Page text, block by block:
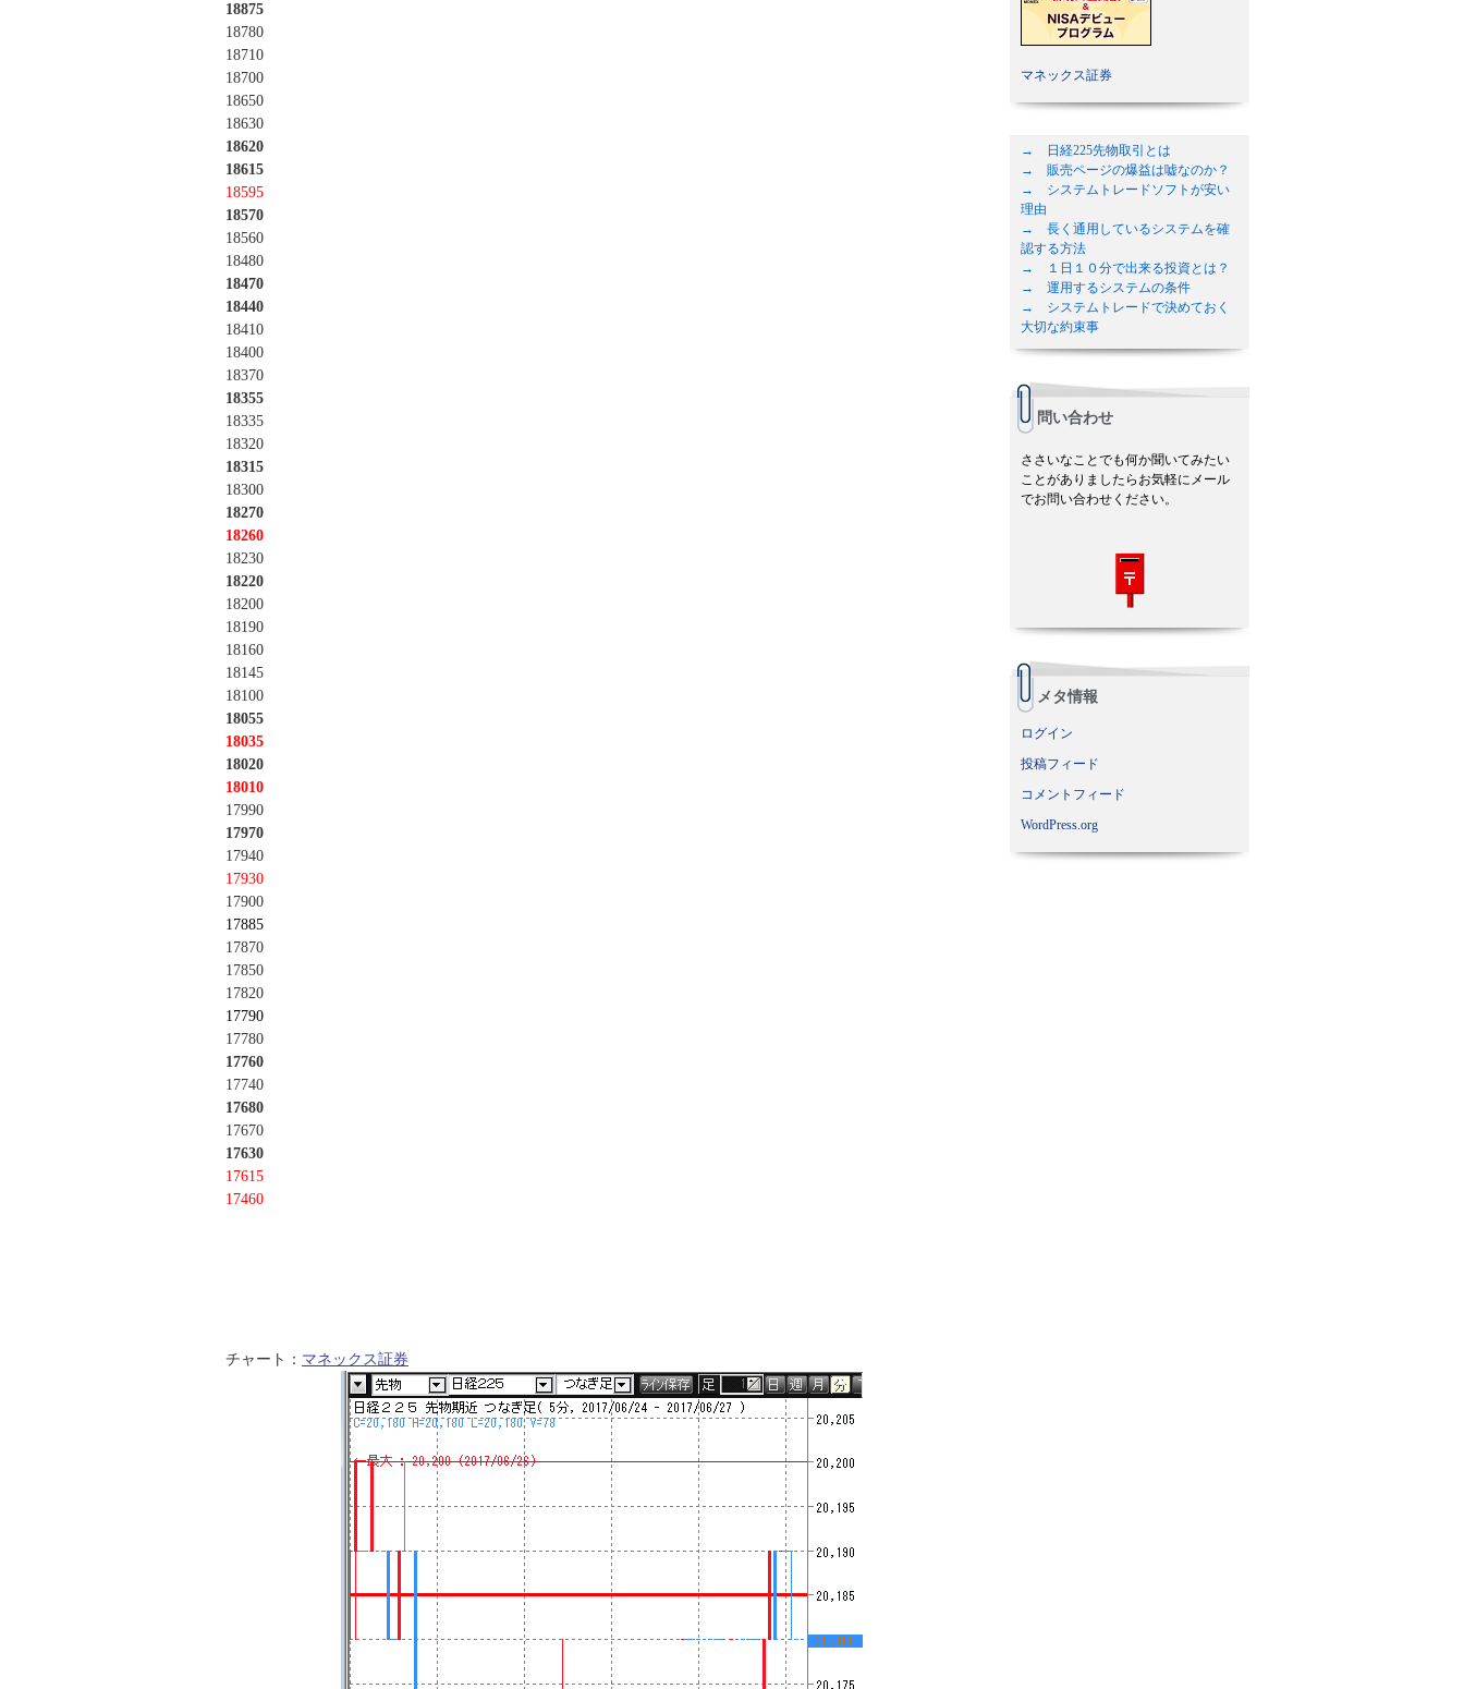
18875
18780
18710
18700
18650
18630
18620
18615
18595
18570
18560
18480
18470
18440
18410
18400
18370
18355
18335
18320
18315
18300
18270
18260
18230
18220
18200
18190
18160
18145
18100
18055
18035
18020
18010
17990
17970
17940
17930
17900
17885
17870
17850
17820
17790
17780
17760
17740
17680
17670
17630
17615
17460
チャート： マネックス証券
マネックス証券
→ 日経225先物取引とは
→ 販売ページの爆益は嘘なのか？
→ システムトレードソフトが安い
理由
→ 長く通用しているシステムを確
認する方法
→ １日１０分で出来る投資とは？
→ 運用するシステムの条件
→ システムトレードで決めておく
大切な約束事
問い合わせ
ささいなことでも何か聞いてみたい
ことがありましたらお気軽にメール
でお問い合わせください。
メタ情報
ログイン
投稿フィード
コメントフィード
WordPress.org